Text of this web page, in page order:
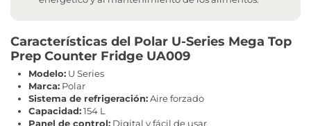
Características del Polar U-Series Mega Top
Prep Counter Fridge UA009
Modelo: U Series
Marca: Polar
Sistema de refrigeración:Aire forzado
Capacidad:154 L
Panel de control: Digital y fácil de usar